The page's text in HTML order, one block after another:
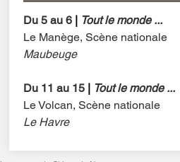
Du 5 au 6 | Tout le monde ...
Le Manège, Scène nationale
Maubeuge
Du 11 au 15 | Tout le monde ...
Le Volcan, Scène nationale
Le Havre